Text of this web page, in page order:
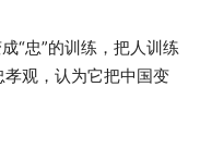
“忠”的训练，把人训练
观，认为它把中国变